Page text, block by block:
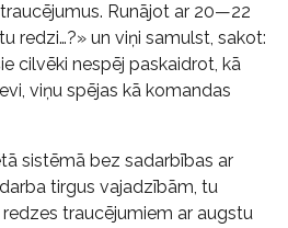
Runājot ar 20—22
redzi…?» un viņi samulst, sakot:
cilvēki nespēj paskaidrot, kā
viņu spējas kā komandas
sistēmā bez sadarbības ar
tirgus vajadzībām, tu
traucējumiem ar augstu